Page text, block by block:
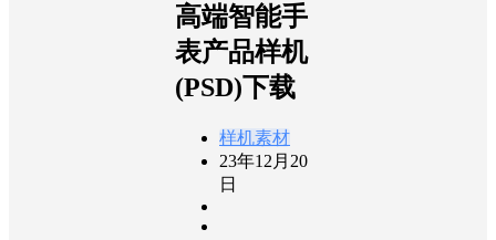
高端智能手
表产品样机
(PSD)下载
样机素材
23年12月20
日